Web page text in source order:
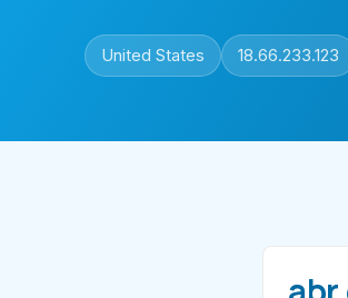
United States 18.66.233.123